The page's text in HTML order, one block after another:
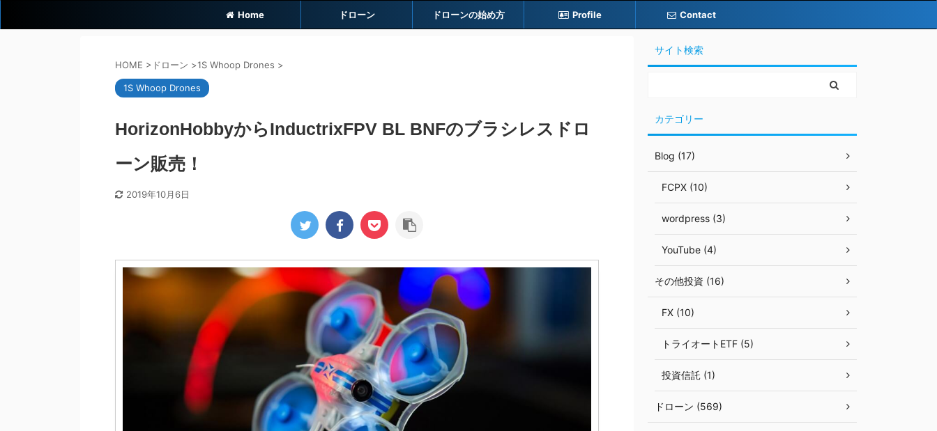
Home ドローン ドローンの始め方 Profile Contact
HOME > ドローン >1S Whoop Drones >
1S Whoop Drones
HorizonHobbyからInductrixFPV BL BNFのブラシレスドロ
ーン販売！
2019年10月6日
サイト検索
カテゴリー
Blog (17)
FCPX (10)
wordpress (3)
YouTube (4)
その他投資 (16)
FX (10)
トライオートETF (5)
投資信託 (1)
ドローン (569)